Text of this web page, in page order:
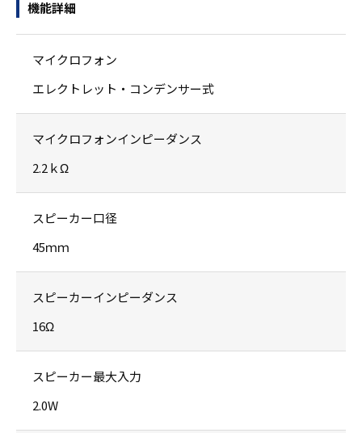
機能詳細
マイクロフォン
エレクトレット・コンデンサー式
マイクロフォンインピーダンス
2.2ｋΩ
スピーカー口径
45ｍｍ
スピーカーインピーダンス
16Ω
スピーカー最大入力
2.0W